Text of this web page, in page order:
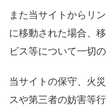
また当サイトからリ
に移動された場合、
ビス等について一切
当サイトの保守、火
スや第三者の妨害等